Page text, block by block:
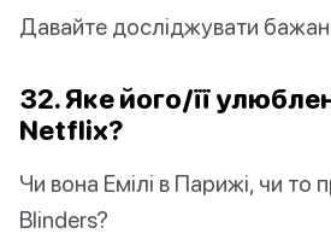
Давайте досліджувати
32. Яке його/її
Netflix?
Чи вона Емілі в Парижі, чи то
Blinders?